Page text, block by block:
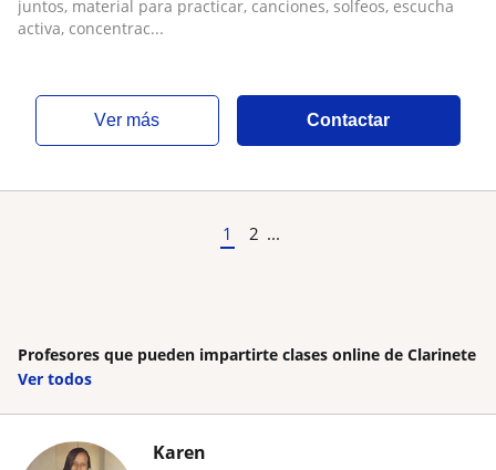
juntos, material para practicar, canciones, solfeos, escucha
activa, concentrac...
ver más Contactar
1 2 ...
Profesores que pueden impartirte clases online de Clarinete
Ver todos
Karen